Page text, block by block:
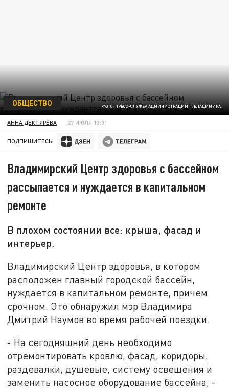
ФОТО: ПРЕСС-СЛУЖБА АДМИНИСТРАЦИИ Г. ВЛАДИМИРА.
ОБЩЕСТВО
АННА ДЕКТЯРЁВА 27 ИЮЛЯ 13:01
ПОДПИШИТЕСЬ:
Владимирский Центр здоровья с бассейном
рассыпается и нуждается в капитальном
ремонте
В плохом состоянии все: крыша, фасад и
интерьер.
Владимирский Центр здоровья, в котором
расположен главный городской бассейн,
нуждается в капитальном ремонте, причем
срочном. Это обнаружил мэр Владимира
Дмитрий Наумов во время рабочей поездки.
- На сегодняшний день необходимо
отремонтировать кровлю, фасад, коридоры,
раздевалки, душевые, систему освещения и
заменить насосное оборудование бассейна, -